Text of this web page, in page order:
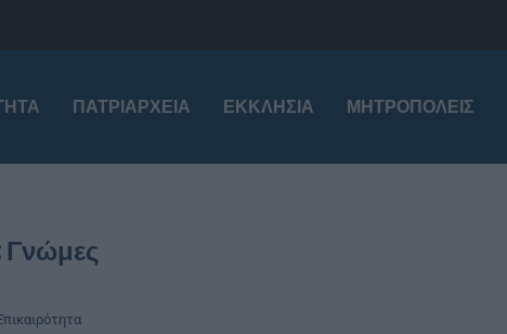
ΠΑΤΡΙΑΡΧΕΊΑ ΕΚΚΛΗΣΊΑ ΜΗΤΡΟΠΌΛΕΙΣ
Γνώμες